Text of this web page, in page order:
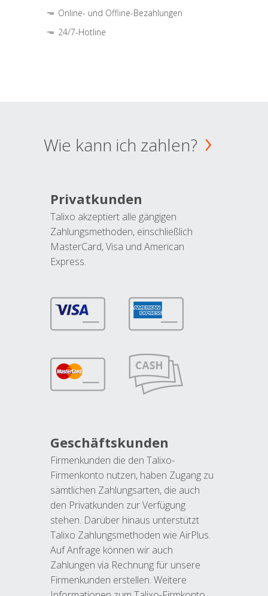
Online- und Offline-Bezahlungen
24/7-Hotline
Wie kann ich zahlen?
Privatkunden
Talixo akzeptiert alle gängigen
Zahlungsmethoden, einschließlich
MasterCard, Visa und American
Express.
Geschäftskunden
Firmenkunden die den Talixo-
Firmenkonto nutzen, haben Zugang zu
sämtlichen Zahlungsarten, die auch
den Privatkunden zur Verfügung
stehen. Darüber hinaus unterstützt
Talixo Zahlungsmethoden wie AirPlus.
Auf Anfrage können wir auch
Zahlungen via Rechnung für unsere
Firmenkunden erstellen. Weitere